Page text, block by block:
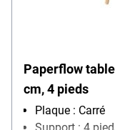
Paperflow
cm, 4 pieds
Plaque : Carré
Support : 4